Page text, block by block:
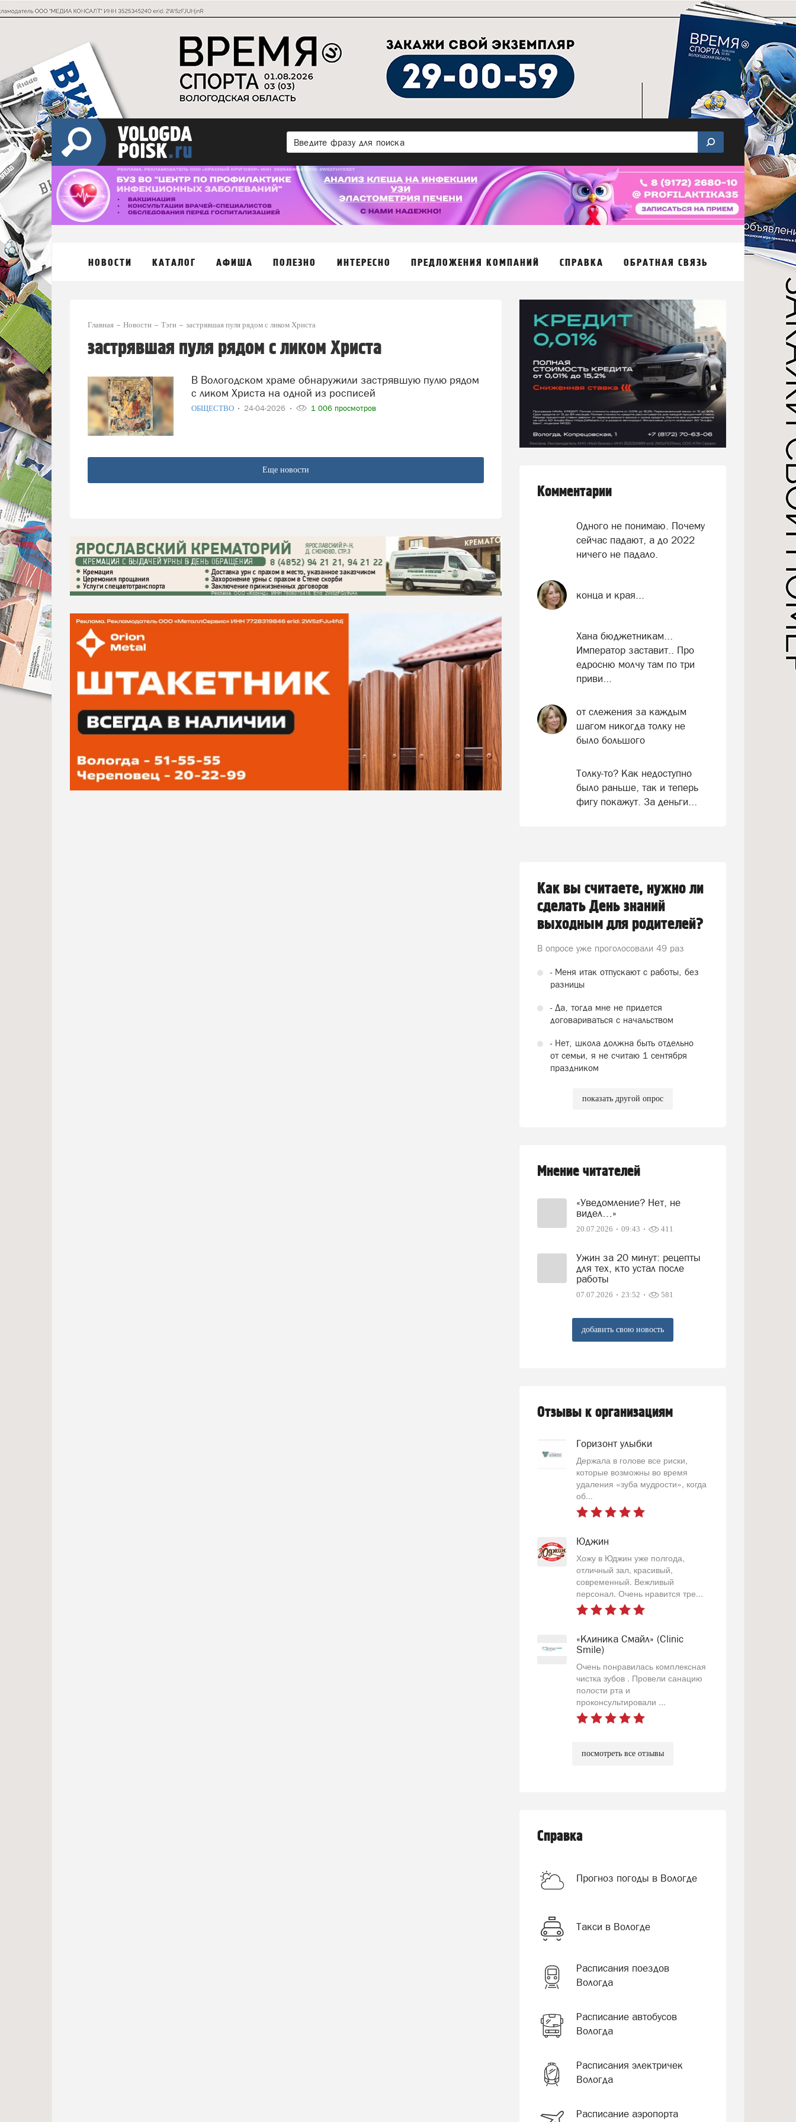
НОВОСТИ КАТАЛОГ АФИША ПОЛЕЗНО ИНТЕРЕСНО ПРЕДЛОЖЕНИЯ КОМПАНИЙ СПРАВКА ОБРАТНАЯ СВЯЗЬ
Главная Новости Тэги застрявшая пуля рядом с ликом Христа
застрявшая пуля рядом с ликом Христа
В Вологодском храме обнаружили застрявшую пулю рядом
с ликом Христа на одной из росписей
ОБЩЕСТВО 24-04-2026 1 006 просмотров
Еще новости
Комментарии
Одного не понимаю. Почему
сейчас падают, а до 2022
ничего не падало.
конца и края...
Хана бюджетникам...
Император заставит.. Про
едросню молчу там по три
приви...
от слежения за каждым
шагом никогда толку не
было большого
Толку-то? Как недоступно
было раньше, так и теперь
фигу покажут. За деньги...
Как вы считаете, нужно ли
сделать День знаний
выходным для родителей?
В опросе уже проголосовали 49 раз
- Меня итак отпускают с работы, без
разницы
- Да, тогда мне не придется
договариваться с начальством
- Нет, школа должна быть отдельно
от семьи, я не считаю 1 сентября
праздником
показать другой опрос
Мнение читателей
«Уведомление? Нет, не
видел…»
20.07.2026 09:43 411
Ужин за 20 минут: рецепты
для тех, кто устал после
работы
07.07.2026 23:52 581
добавить свою новость
Отзывы к организациям
Горизонт улыбки
Держала в голове все риски,
которые возможны во время
удаления «зуба мудрости», когда
об...
Юджин
Хожу в Юджин уже полгода,
отличный зал, красивый,
современный. Вежливый
персонал. Очень нравится тре...
«Клиника Смайл» (Clinic
Smile)
Очень понравилась комплексная
чистка зубов . Провели санацию
полости рта и
проконсультировали ...
посмотреть все отзывы
Справка
Прогноз погоды в Вологде
Такси в Вологде
Расписания поездов
Вологда
Расписание автобусов
Вологда
Расписания электричек
Вологда
Расписание аэропорта